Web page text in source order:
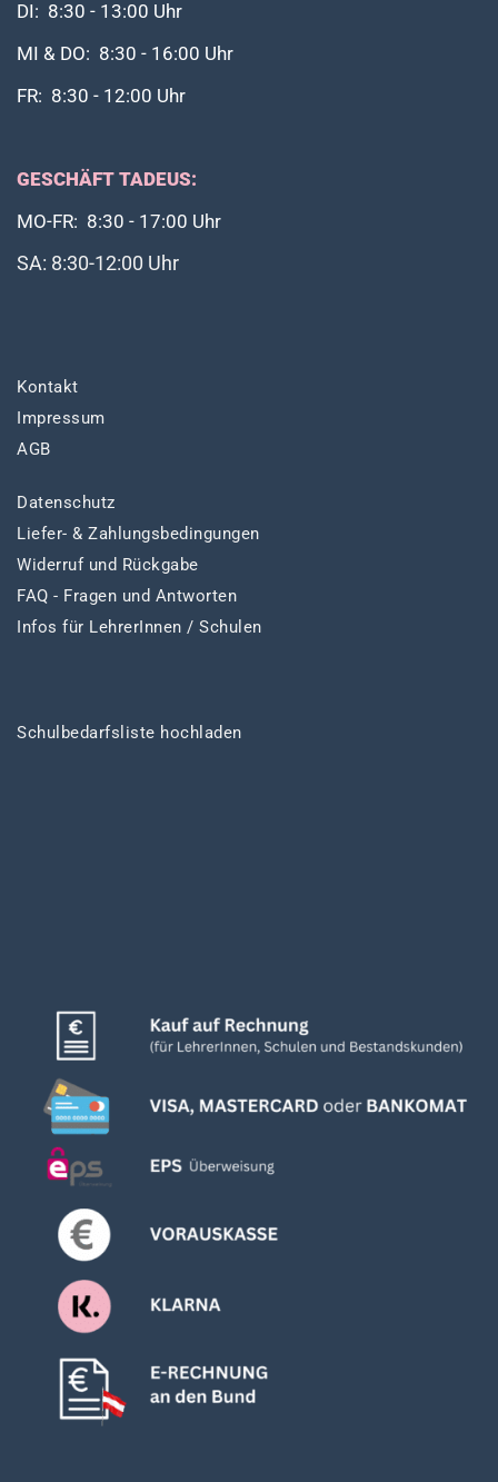
DI: 8:30 - 13:00 Uhr
MI & DO: 8:30 - 16:00 Uhr
FR: 8:30 - 12:00 Uhr
GESCHÄFT TADEUS:
MO-FR: 8:30 - 17:00 Uhr
SA: 8:30-12:00 Uhr
Kontakt
Impressum
AGB
Datenschutz
Liefer- & Zahlungsbedingungen
Widerruf und Rückgabe
FAQ - Fragen und Antworten
Infos für LehrerInnen / Schulen
Schulbedarfsliste hochladen